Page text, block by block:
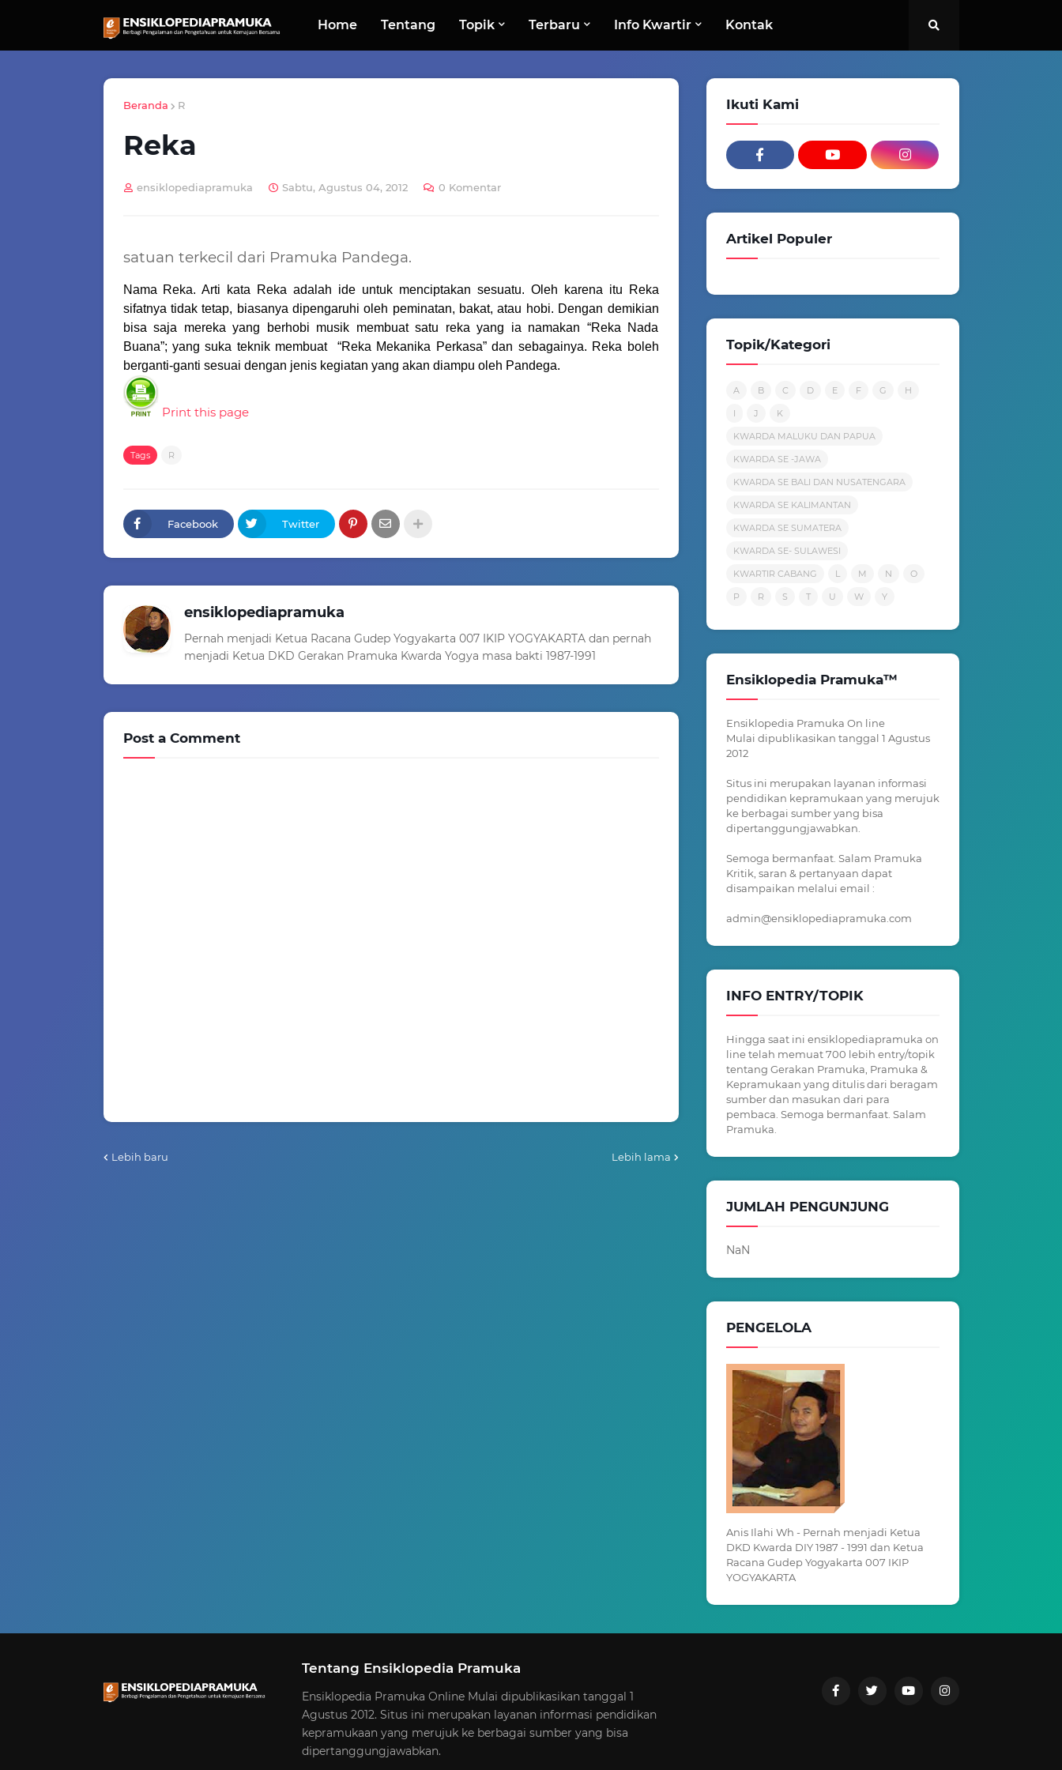
Home Tentang Topik Terbaru Info Kwartir Kontak
Beranda R
Reka
ensiklopediapramuka Sabtu, Agustus 04, 2012 0 Komentar
satuan terkecil dari Pramuka Pandega.
Nama Reka. Arti kata Reka adalah ide untuk menciptakan sesuatu. Oleh karena itu Reka
sifatnya tidak tetap, biasanya dipengaruhi oleh peminatan, bakat, atau hobi. Dengan demikian
bisa saja mereka yang berhobi musik membuat satu reka yang ia namakan “Reka Nada
Buana”; yang suka teknik membuat
“Reka Mekanika Perkasa” dan sebagainya. Reka boleh
berganti-ganti sesuai dengan jenis kegiatan yang akan diampu oleh Pandega.
Print this page
Tags R
Facebook Twitter
ensiklopediapramuka
Pernah menjadi Ketua Racana Gudep Yogyakarta 007 IKIP YOGYAKARTA dan pernah
menjadi Ketua DKD Gerakan Pramuka Kwarda Yogya masa bakti 1987-1991
Post a Comment
Lebih baru Lebih lama
Ikuti Kami
Artikel Populer
Topik/Kategori
A B C D E F G H
I J K
KWARDA MALUKU DAN PAPUA
KWARDA SE -JAWA
KWARDA SE BALI DAN NUSATENGARA
KWARDA SE KALIMANTAN
KWARDA SE SUMATERA
KWARDA SE- SULAWESI
KWARTIR CABANG L M N O
P R S T U W Y
Ensiklopedia Pramuka™
Ensiklopedia Pramuka On line
Mulai dipublikasikan tanggal 1 Agustus
2012
Situs ini merupakan layanan informasi
pendidikan kepramukaan yang merujuk
ke berbagai sumber yang bisa
dipertanggungjawabkan.
Semoga bermanfaat. Salam Pramuka
Kritik, saran & pertanyaan dapat
disampaikan melalui email :
admin@ensiklopediapramuka.com
INFO ENTRY/TOPIK
Hingga saat ini ensiklopediapramuka on
line telah memuat 700 lebih entry/topik
tentang Gerakan Pramuka, Pramuka &
Kepramukaan yang ditulis dari beragam
sumber dan masukan dari para
pembaca. Semoga bermanfaat. Salam
Pramuka.
JUMLAH PENGUNJUNG
NaN
PENGELOLA
Anis Ilahi Wh - Pernah menjadi Ketua
DKD Kwarda DIY 1987 - 1991 dan Ketua
Racana Gudep Yogyakarta 007 IKIP
YOGYAKARTA
Tentang Ensiklopedia Pramuka
Ensiklopedia Pramuka Online Mulai dipublikasikan tanggal 1
Agustus 2012. Situs ini merupakan layanan informasi pendidikan
kepramukaan yang merujuk ke berbagai sumber yang bisa
dipertanggungjawabkan.